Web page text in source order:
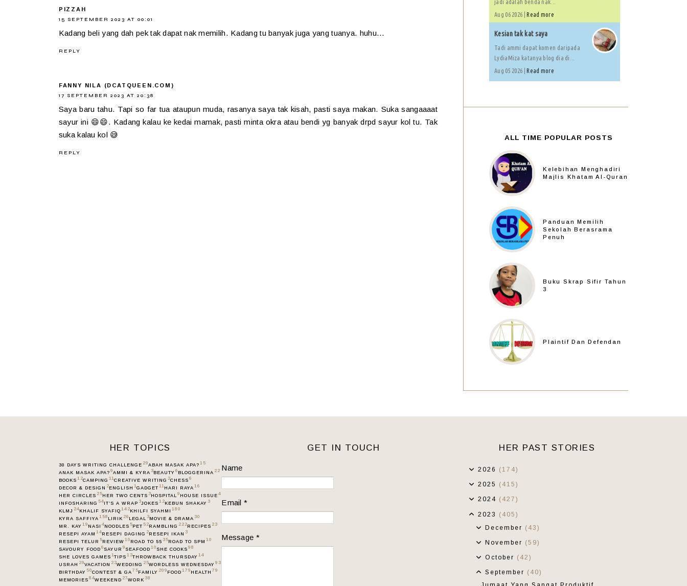
PIZZAH
15 SEPTEMBER 2023 AT 00:01
Kadang beli yang dah pek tak dapat nak memilih. Kadang tu banyak juga yang tuanya. huhu...
REPLY
FANNY NILA (DCATQUEEN.COM)
17 SEPTEMBER 2023 AT 20:38
Saya baru tahu. Tapi so far tua ataupun muda, rasanya saya tak kisah, pasti saya makan. Suka sangaaaat
sayur ini 😄😄. Kadang kalau ke kedai mamak, pasti minta okra atau bendi yg banyak drpd sayur kol tu. Tak
suka kalau kol 😅
REPLY
jadi adalah benda nak...
Aug 06 2026 | Read more
Kesian tak kat saya
Tadi ammi dapat komen daripada
LydiaMiza katanya blog dia di...
Aug 05 2026 | Read more
ALL TIME POPULAR POSTS
Kelebihan Menghadiri
Majlis Khatam Al-Quran
Panduan Memilih
Sekolah Berasrama
Penuh
Buku Skrap Sifir Tahun
3
Plaintif Dan Defendan
HER TOPICS
30 DAYS WRITING CHALLENGE 29ABAH MASAK APA? 15
ANAK MASAK APA? 9AMMI & KYRA 3BEAUTY 6 BLOGGERINA 22
BOOKS 12CAMPING 11CREATIVE WRITING 2CHESS 6
DECOR & DESIGN 2ENGLISH 1GADGET 11HARI RAYA 16
HER CIRCLES 25HER TWO CENTS 3HOSPITAL9 HOUSE ISSUE 4
INFOSHARING 54IT’S A WRAP 3JOKES 12KEBUN SHAKAY 3
KLMJ 24KHALIF SYAFIQ 142KHILFI SYAHMI 180
KYRA SAFFIYA 158 LIRIK 26 LEGAL3MOVIE & DRAMA 30
MR. KAY 19 NASI 4NOODLES 5PET 52RAMBLING 222RECIPES 23
RESEPI AYAM 14RESEPI DAGING 2RESEPI IKAN 3
RESEPI TELUR 5REVIEW 10 ROAD TO 55 35ROAD TO SPM 10
SAVOURY FOOD 6 SAYUR 9 SEAFOOD 10 SHE COOKS 98
SHE LOVES GAMES 1TIPS 12THROWBACK THURSDAY 14
USRAH 29VACATION 22WEDDING 25WORDLESS WEDNESDAY 93
BIRTHDAY 50CONTEST & GA 75FAMILY 209 FOOD 179 HEALTH 79
MEMORIES 84WEEKEND 27WORK 38
GET IN TOUCH
Name
Email*
Message *
HER PAST STORIES
2026 (174)
2025 (415)
2024 (427)
2023 (405)
December (43)
November (59)
October (42)
September (40)